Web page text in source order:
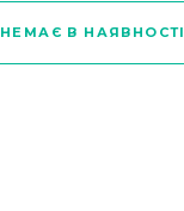
НЕМАЄ В НАЯВНОСТІ